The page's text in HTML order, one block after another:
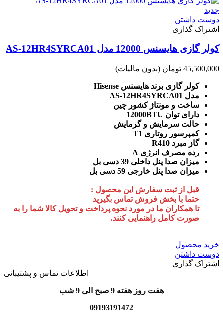
جدید
دوست داشتن
اشتراک گذاری
کولر گازی هایسنس 12000 مدل AS-12HR4SYRCA01
45,500,000 تومان (بدون مالیات)
کولر گازی برند هایسنس Hisense
مدل AS-12HR4SYRCA01
ساخت و مونتاژ کشور چین
دارای توان 12000BTU
حالت سرمایش و گرمایش
کمپرسور روتاری T1
گاز مبرد R410
رده مصرف انرژی A
میزان صدا پنل داخلی 39 دسی بل
میزان صدا پنل خارجی 59 دسی بل
قبل از ثبت سفارش این محصول :
حتما با بخش فروش تماس بگیرید
تا همکاران ما در مورد نحوه پرداخت و تحویل کالا شما را به
صورت کامل راهنمایی کنند.
خرید محصول
دوست داشتن
اشتراک گذاری
اطلاعات تماس و پشتیبانی
هفت روز هفته 9 صبح الی 9 شب
09193191472